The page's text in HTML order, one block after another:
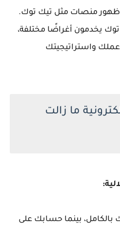
ظهور منصات مثل تيك توك.
توك يخدمون أغراضًا مختلفة،
واستراتيجيتك
ما زالت
بالكامل، بينما حسابك على